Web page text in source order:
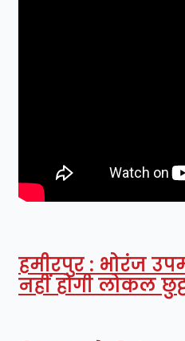
हमीरपुर : भोरंज
नहीं होगी लोकल